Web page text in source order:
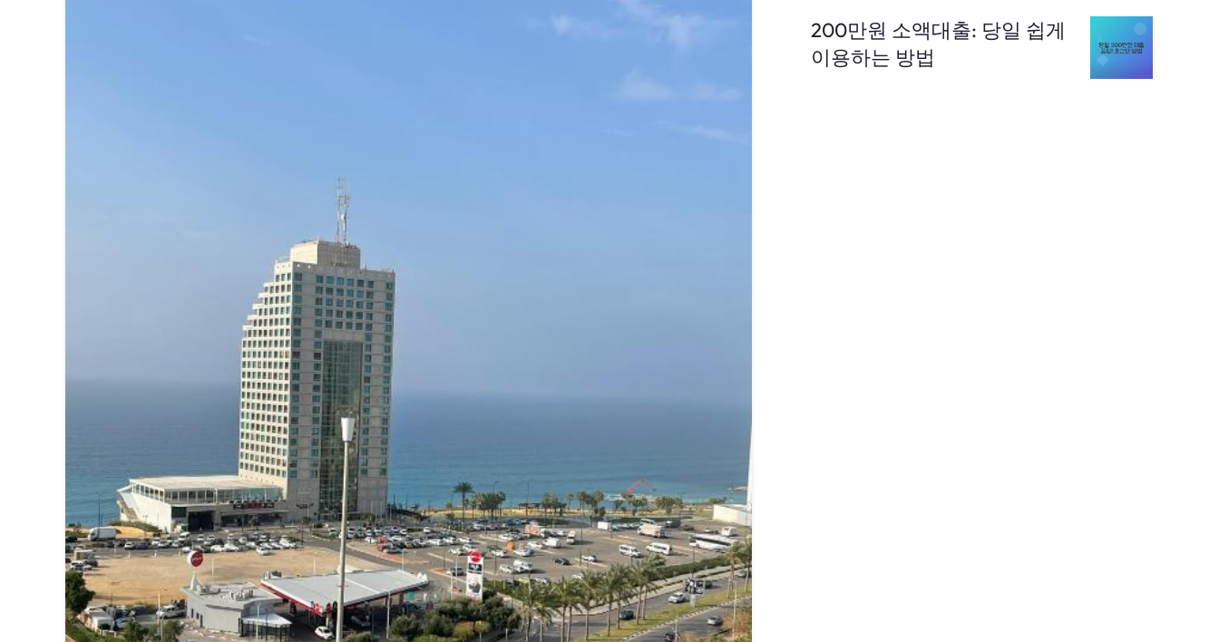
200만원 소액대출: 당일 쉽게
이용하는 방법